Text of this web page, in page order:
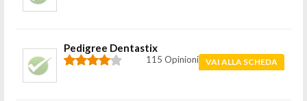
Pedigree Dentastix
115 Opinioni VAI ALLA SCHEDA